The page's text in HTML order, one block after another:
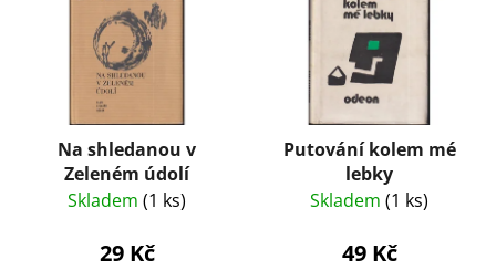
Na shledanou v
Zeleném údolí
Skladem (1 ks)
29 Kč
Putování kolem mé
lebky
Skladem (1 ks)
49 Kč